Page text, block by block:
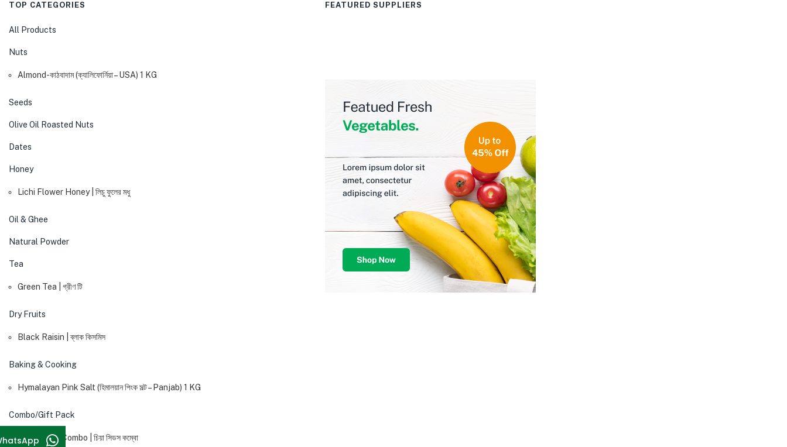
TOP CATEGORIES
All Products
Nuts
Almond-কাঠবাদাম (ক্যালিফোর্নিয়া – USA) 1 KG
Seeds
Olive Oil Roasted Nuts
Dates
Honey
Lichi Flower Honey | লিচু ফুলের মধু
Oil & Ghee
Natural Powder
Tea
Green Tea | গ্রীণ টি
Dry Fruits
Black Raisin | ব্লাক কিসমিস
Baking & Cooking
Hymalayan Pink Salt (হিমালয়ান পিংক সল্ট – Panjab) 1 KG
Combo/Gift Pack
Chia Seeds Combo | চিয়া সিডস কম্বো
FEATURED SUPPLIERS